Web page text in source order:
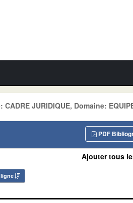
JURIDIQUE, Domaine:
PDF
Ajouter tous